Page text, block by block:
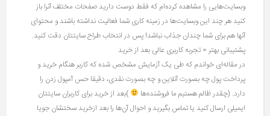
وبسایت‌هایی را مشاهده کرده‌ام که فقط دوست دارید صفحات مختلف آنرا باز
کنید هر چند این وبسایت‌ها در زمینه کاری شما فعالیت نداشته باشند و محتوای
آنها هم برای شما چندان جذاب نباشد! پس در انتخاب طراح سایتتان دقت کنید.
پشتیبانی بهتر = تجربه کاربری عالی بعد از خرید
در مقاله‌ای خواندم که طی یک آزمایش مشخص شده که کاربر هنگام خرید و
پرداخت پول چه بصورت آنلاین و چه بصورت نقدی، دقیقا حس آمپول زدن را
دارد. (چقدر ظالم هستیم ما فروشنده‌ها
)بعد از خرید برای کاربران سایتتان
ایمیلی ارسال کنید یا تماس بگیرید و احوال آن‌ها را بعد ازخرید سختشان جویا